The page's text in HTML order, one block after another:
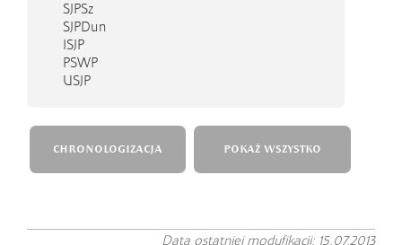
SJPSz
SJPDun
ISJP
PSWP
USJP
CHRONOLOGIZACJA POKAŻ WSZYSTKO
Data ostatniej modyfikacji: 15.07.2013